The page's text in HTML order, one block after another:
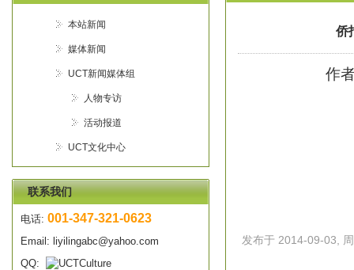
本站新闻
媒体新闻
UCT新闻媒体组
人物专访
活动报道
UCT文化中心
联系我们
电话: 001-347-321-0623
Email: liyilingabc@yahoo.com
QQ:
侨
作
发布于 2014-09-03,